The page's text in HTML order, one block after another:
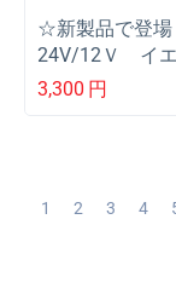
☆新製品で登
24V/12Ｖ イ
3,300 円
1 2 3 4